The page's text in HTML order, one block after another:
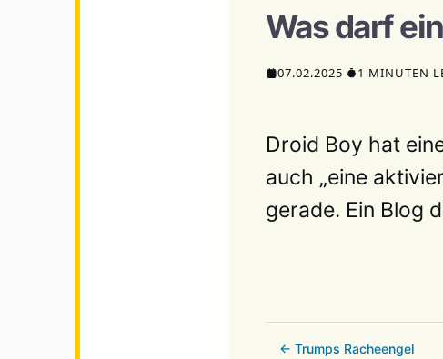
Was darf
07.02.2025 1 MINUTEN
Droid Boy hat
auch „eine
gerade. Ein Blog
← Trumps Racheengel